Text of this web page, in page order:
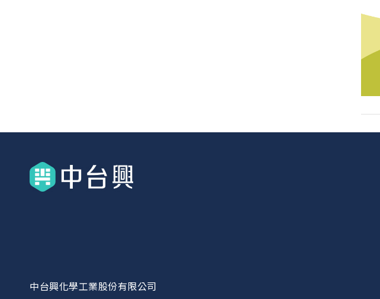
中台興化學工業股份有限公司